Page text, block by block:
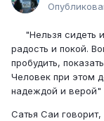
"Нельзя сидеть и
радость и покой.
пробудить,
Человек при этом
надеждой и верой"
Сатья Саи